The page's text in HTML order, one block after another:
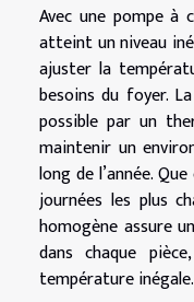
Avec une pompe à
atteint un niveau
ajuster la
besoins du foyer.
possible par un
maintenir un
long de l’année.
journées les plus
homogène assure
dans chaque
température inégale.